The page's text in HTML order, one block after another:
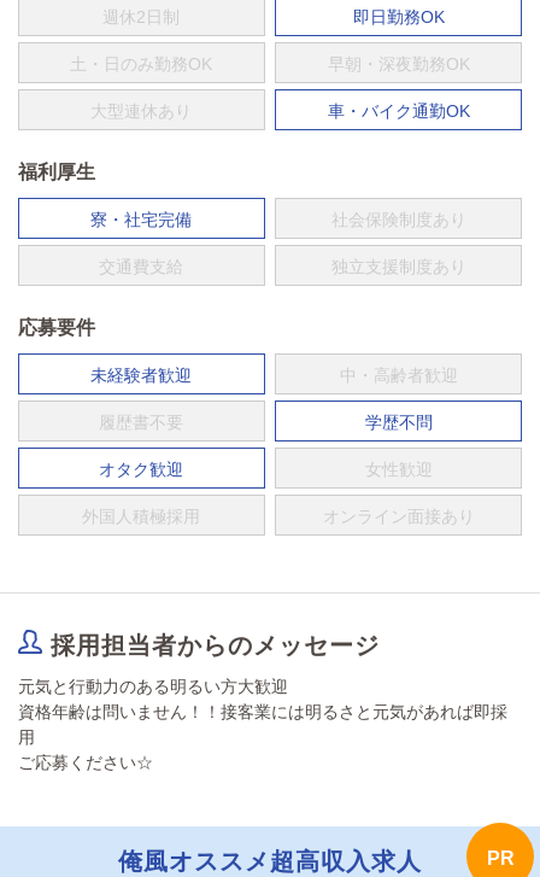
週休2日制 即日勤務OK
土・日のみ勤務OK 早朝・深夜勤務OK
大型連休あり 車・バイク通勤OK
福利厚生
寮・社宅完備 社会保険制度あり
交通費支給 独立支援制度あり
応募要件
未経験者歓迎 中・高齢者歓迎
履歴書不要 学歴不問
オタク歓迎 女性歓迎
外国人積極採用 オンライン面接あり
採用担当者からのメッセージ
元気と行動力のある明るい方大歓迎
資格年齢は問いません！！接客業には明るさと元気があれば即採
用
ご応募ください☆
俺風オススメ超高収入求人